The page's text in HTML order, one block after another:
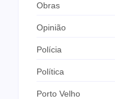
Obras
Opinião
Polícia
Política
Porto Velho